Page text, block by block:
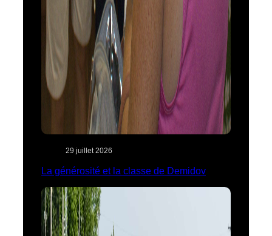
29 juillet 2026
La générosité et la classe de Demidov